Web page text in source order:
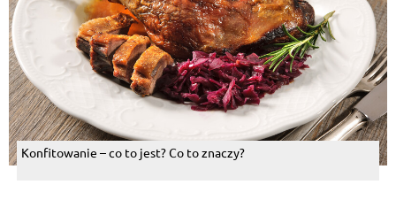
Konfitowanie – co to jest? Co to znaczy?